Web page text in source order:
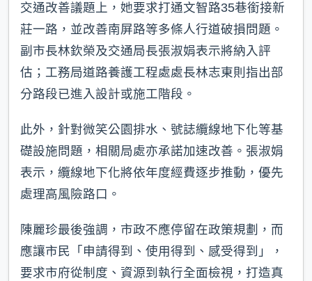
交通改善議題上，她要求打通文智路35巷銜接新
莊一路，並改善南屏路等多條人行道破損問題。
副市長林欽榮及交通局長張淑娟表示將納入評
估；工務局道路養護工程處處長林志東則指出部
分路段已進入設計或施工階段。
此外，針對微笑公園排水、號誌纜線地下化等基
礎設施問題，相關局處亦承諾加速改善。張淑娟
表示，纜線地下化將依年度經費逐步推動，優先
處理高風險路口。
陳麗珍最後強調，市政不應停留在政策規劃，而
應讓市民「申請得到、使用得到、感受得到」，
要求市府從制度、資源到執行全面檢視，打造真